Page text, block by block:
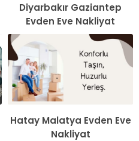
Diyarbakır Gaziantep
Evden Eve Nakliyat
Hatay Malatya Evden Eve
Nakliyat